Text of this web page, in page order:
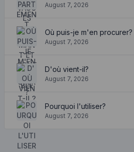
August 7, 2026
Où puis-je m'en procurer?
August 7, 2026
D'où vient-il?
August 7, 2026
Pourquoi l'utiliser?
August 7, 2026